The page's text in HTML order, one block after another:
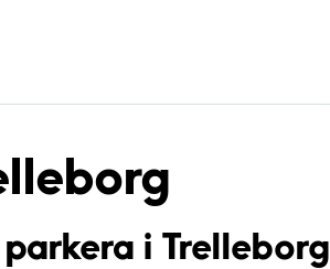
i Trelleborg